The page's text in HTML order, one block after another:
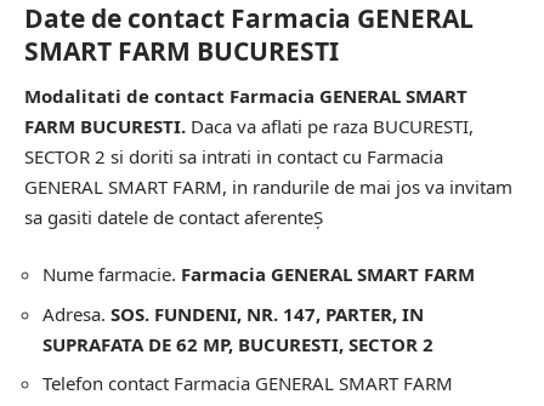
Date de contact Farmacia GENERAL
SMART FARM BUCURESTI
Modalitati de contact Farmacia GENERAL SMART
FARM BUCURESTI. Daca va aflati pe raza BUCURESTI,
SECTOR 2 si doriti sa intrati in contact cu Farmacia
GENERAL SMART FARM, in randurile de mai jos va invitam
sa gasiti datele de contact aferenteȘ
Nume farmacie. Farmacia GENERAL SMART FARM
Adresa. SOS. FUNDENI, NR. 147, PARTER, IN
SUPRAFATA DE 62 MP, BUCURESTI, SECTOR 2
Telefon contact Farmacia GENERAL SMART FARM